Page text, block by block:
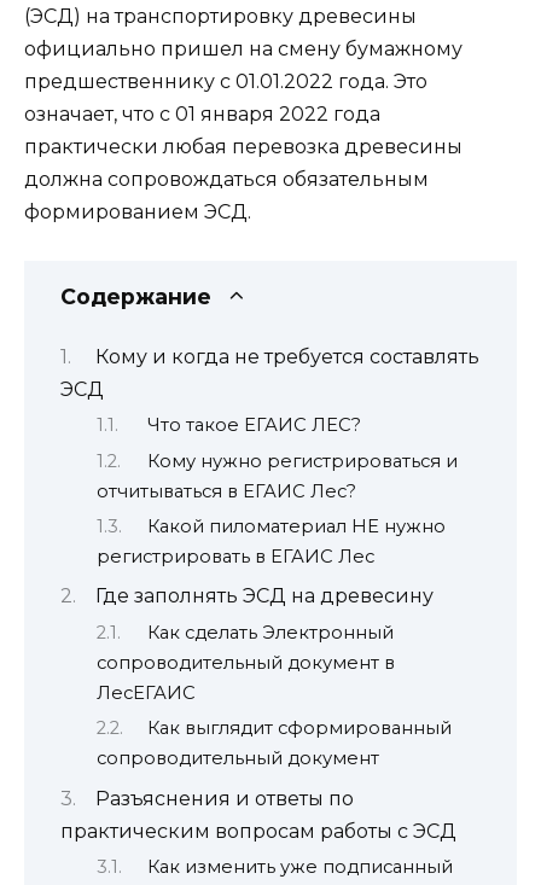
(ЭСД) на транспортировку древесины
официально пришел на смену бумажному
предшественнику с 01.01.2022 года. Это
означает, что с 01 января 2022 года
практически любая перевозка древесины
должна сопровождаться обязательным
формированием ЭСД.
Содержание
Кому и когда не требуется составлять
ЭСД
Что такое ЕГАИС ЛЕС?
Кому нужно регистрироваться и
отчитываться в ЕГАИС Лес?
Какой пиломатериал НЕ нужно
регистрировать в ЕГАИС Лес
Где заполнять ЭСД на древесину
Как сделать Электронный
сопроводительный документ в
ЛесЕГАИС
Как выглядит сформированный
сопроводительный документ
Разъяснения и ответы по
практическим вопросам работы с ЭСД
Как изменить уже подписанный